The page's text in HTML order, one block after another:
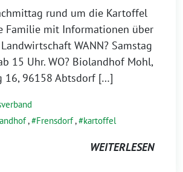
rund um die Kartoffel
Familie mit Informationen über
WANN? Samstag
15 Uhr. WO? Biolandhof Mohl,
16, 96158 Abtsdorf […]
, Frensdorf, kartoffel
WEITERLESEN